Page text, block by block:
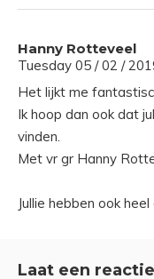
Hanny Rotteveel
Tuesday 05 / 02 /
Het lijkt me
Ik hoop dan ook dat
vinden.
Met vr gr Hanny
Jullie hebben ook
Laat een